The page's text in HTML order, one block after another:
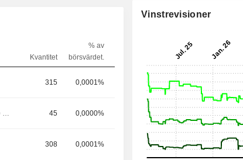
Kvantitet
% av
börsvärdet.
315 0,0001%
45 0,0000%
308 0,0001%
Vinstrevisioner